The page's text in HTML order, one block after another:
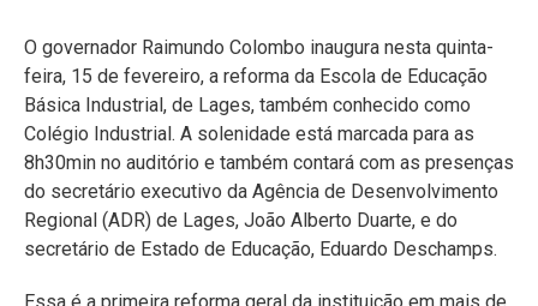
O governador Raimundo Colombo inaugura nesta quinta-
feira, 15 de fevereiro, a reforma da Escola de Educação
Básica Industrial, de Lages, também conhecido como
Colégio Industrial. A solenidade está marcada para as
8h30min no auditório e também contará com as presenças
do secretário executivo da Agência de Desenvolvimento
Regional (ADR) de Lages, João Alberto Duarte, e do
secretário de Estado de Educação, Eduardo Deschamps.
Essa é a primeira reforma geral da instituição em mais de